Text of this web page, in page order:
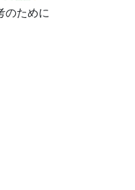
のために